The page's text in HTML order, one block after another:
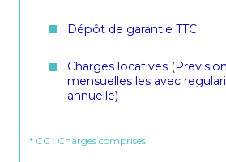
Dépôt de garantie TTC
Charges locatives
mensuelles les avec
annuelle)
* CC : Charges comprises